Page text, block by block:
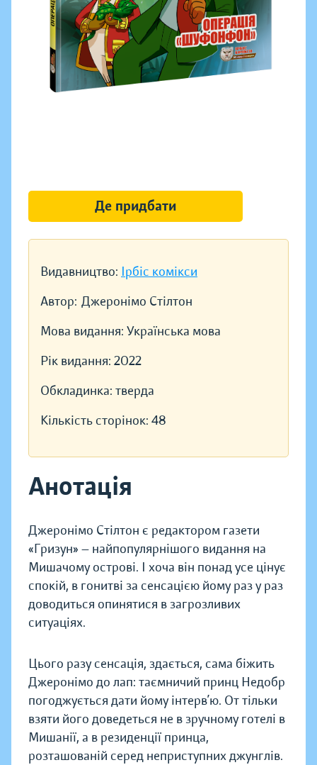
Видавництво: Ірбіс комікси
Автор: Джеронімо Стілтон
Мова видання: Українська мова
Рік видання: 2022
Обкладинка: тверда
Кількість сторінок: 48
Анотація
Джеронімо Стілтон є редактором газети
«Гризун» — найпопулярнішого видання на
Мишачому острові. І хоча він понад усе цінує
спокій, в гонитві за сенсацією йому раз у раз
доводиться опинятися в загрозливих
ситуаціях.
Цього разу сенсація, здається, сама біжить
Джеронімо до лап: таємничий принц Недобр
погоджується дати йому інтерв’ю. От тільки
взяти його доведеться не в зручному готелі в
Мишанії, а в резиденції принца,
розташованій серед неприступних джунглів.
Де придбати